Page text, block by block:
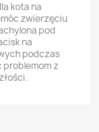
kota na
zwierzęciu
pod
na
podczas
problemom z